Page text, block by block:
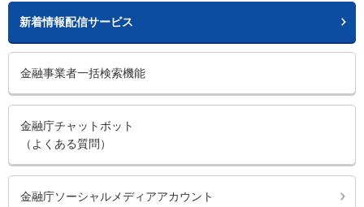
新着情報配信サービス
金融事業者一括検索機能
金融庁チャットボット
（よくある質問）
金融庁ソーシャルメディアアカウント